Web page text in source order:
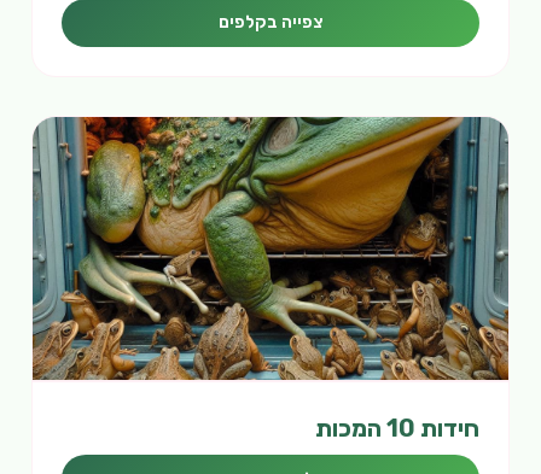
צפייה בקלפים
חידות 10 המכות